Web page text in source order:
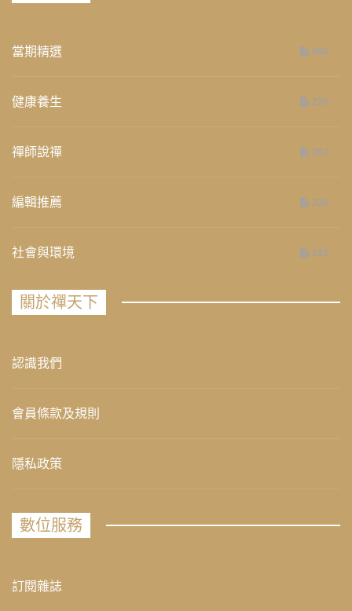
當期精選 658
健康養生 276
禪師說禪 267
編輯推薦 236
社會與環境 235
關於禪天下
認識我們
會員條款及規則
隱私政策
數位服務
訂閱雜誌